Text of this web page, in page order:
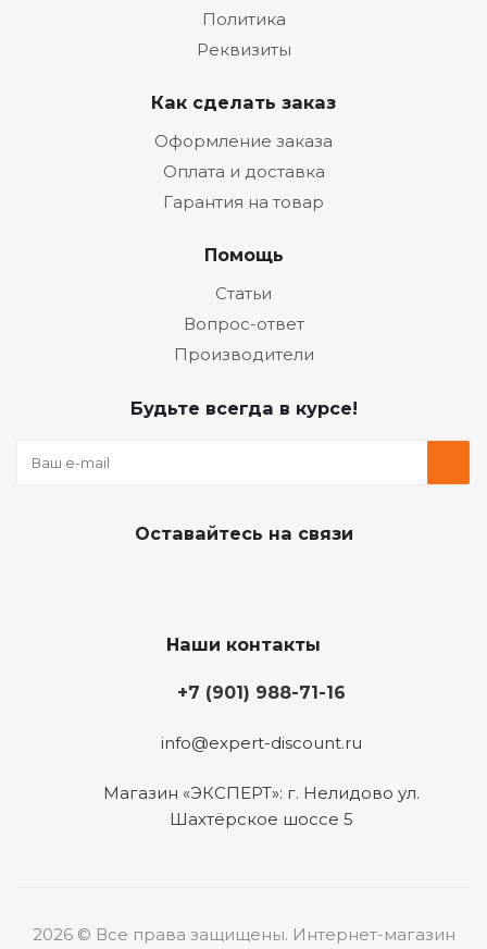
Политика
Реквизиты
Как сделать заказ
Оформление заказа
Оплата и доставка
Гарантия на товар
Помощь
Статьи
Вопрос-ответ
Производители
Будьте всегда в курсе!
Оставайтесь на связи
Наши контакты
+7 (901) 988-71-16
info@expert-discount.ru
Магазин «ЭКСПЕРТ»: г. Нелидово ул.
Шахтёрское шоссе 5
2026 © Все права защищены. Интернет-магазин